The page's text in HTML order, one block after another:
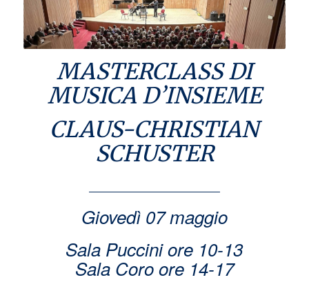
MASTERCLASS DI
MUSICA D’INSIEME
CLAUS-CHRISTIAN
SCHUSTER
Giovedì 07 maggio
Sala Puccini ore 10-13
Sala Coro ore 14-17